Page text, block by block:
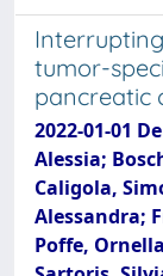
tumor-
pancreatic
2022-01-01
Alessia;
Caligola,
Alessandra;
Poffe,